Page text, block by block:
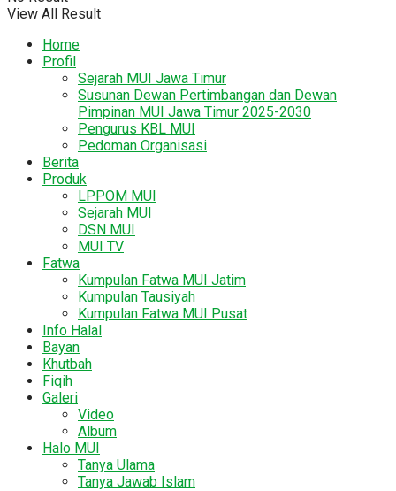
View All Result
Home
Profil
Sejarah MUI Jawa Timur
Susunan Dewan Pertimbangan dan Dewan
Pimpinan MUI Jawa Timur 2025-2030
Pengurus KBL MUI
Pedoman Organisasi
Berita
Produk
LPPOM MUI
Sejarah MUI
DSN MUI
MUI TV
Fatwa
Kumpulan Fatwa MUI Jatim
Kumpulan Tausiyah
Kumpulan Fatwa MUI Pusat
Info Halal
Bayan
Khutbah
Fiqih
Galeri
Video
Album
Halo MUI
Tanya Ulama
Tanya Jawab Islam